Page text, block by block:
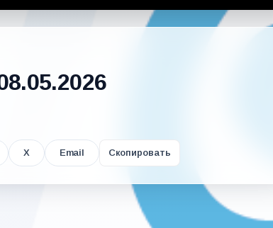
X Email Скопировать